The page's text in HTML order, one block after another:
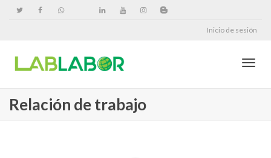
Inicio de sesión
Relación de trabajo